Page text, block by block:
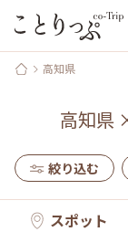
高知県
高知県
絞り込む
スポット